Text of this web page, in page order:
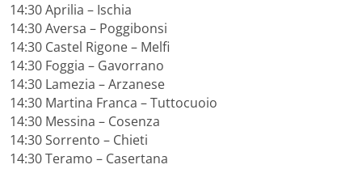
14:30 Aprilia – Ischia
14:30 Aversa – Poggibonsi
14:30 Castel Rigone – Melfi
14:30 Foggia – Gavorrano
14:30 Lamezia – Arzanese
14:30 Martina Franca – Tuttocuoio
14:30 Messina – Cosenza
14:30 Sorrento – Chieti
14:30 Teramo – Casertana